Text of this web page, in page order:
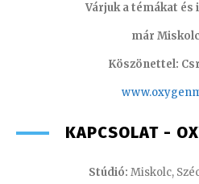
Várjuk a témákat
már
Köszönettel:
www.oxyge
KAPCSOLAT -
Stúdió: Miskolc,